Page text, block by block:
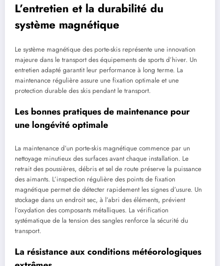
L’entretien et la durabilité du
système magnétique
Le système magnétique des porte-skis représente une innovation
majeure dans le transport des équipements de sports d’hiver. Un
entretien adapté garantit leur performance à long terme. La
maintenance régulière assure une fixation optimale et une
protection durable des skis pendant le transport.
Les bonnes pratiques de maintenance pour
une longévité optimale
La maintenance d’un porte-skis magnétique commence par un
nettoyage minutieux des surfaces avant chaque installation. Le
retrait des poussières, débris et sel de route préserve la puissance
des aimants. L’inspection régulière des points de fixation
magnétique permet de détecter rapidement les signes d’usure. Un
stockage dans un endroit sec, à l’abri des éléments, prévient
l’oxydation des composants métalliques. La vérification
systématique de la tension des sangles renforce la sécurité du
transport.
La résistance aux conditions météorologiques